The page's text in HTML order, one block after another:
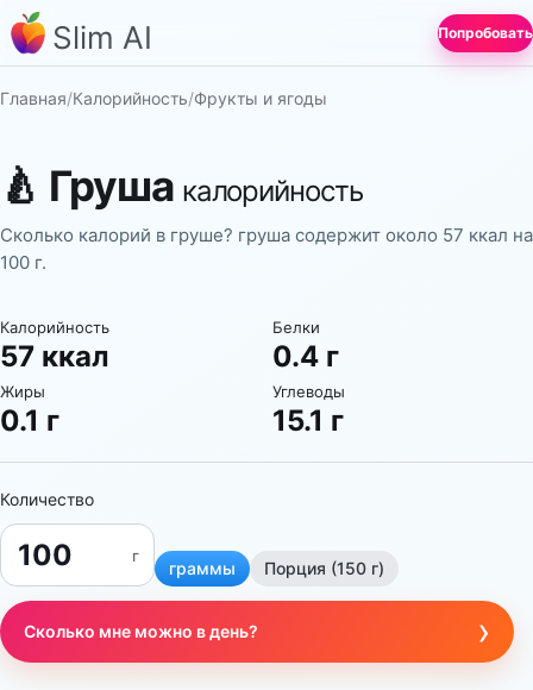
Slim AI Попробовать
Главная/Калорийность/Фрукты и ягоды
🍐 Груша калорийность
Сколько калорий в груше? груша содержит около 57 ккал на
100 г.
Калорийность
57 ккал
Белки
0.4 г
Жиры
0.1 г
Углеводы
15.1 г
Количество
г
граммы Порция (150 г)
Сколько мне можно в день? ›